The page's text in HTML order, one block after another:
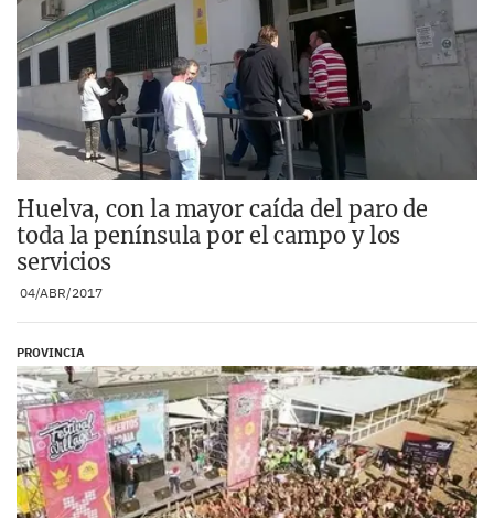
Huelva, con la mayor caída del paro de
toda la península por el campo y los
servicios
04/ABR/2017
PROVINCIA